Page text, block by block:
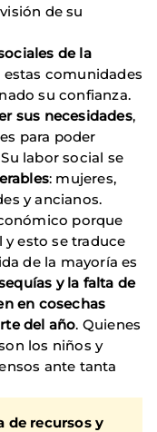
de su
de la
estas comunidades
su confianza.
sus necesidades,
para poder
labor social se
: mujeres,
y ancianos.
porque
esto se traduce
de la mayoría es
y la falta de
en cosechas
del año. Quienes
los niños y
ante tanta
de recursos y